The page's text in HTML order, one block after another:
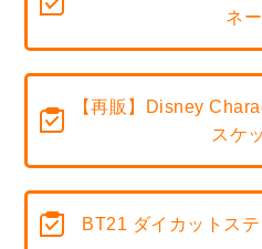
ネ
【再販】Disney
スケ
BT21 ダイカットス